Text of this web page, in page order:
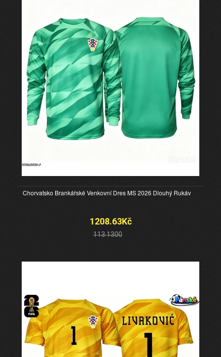
Chorvatsko Brankářské Venkovní Dres MS 2026 Dlouhý Rukáv
1208.63Kč
113.1300